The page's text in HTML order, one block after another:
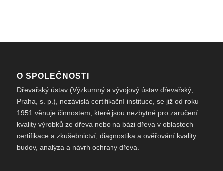
O SPOLEČNOSTI
Dřevařský ústav (Výzkumný a vývojový ústav dřevařský,
Praha, s. p.), nezávislá certifikační instituce, se již od roku
1951 věnuje činnostem, které jsou nezbytné pro zaručení
kvality výrobků ze dřeva nebo na bázi dřeva v oblastech
certifikace a zkušebnictví, diagnostika a ověřování kvality
budov, analýza a návrh ochrany dřeva.